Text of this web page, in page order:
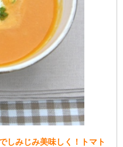
しみじみ美味しく！トマト